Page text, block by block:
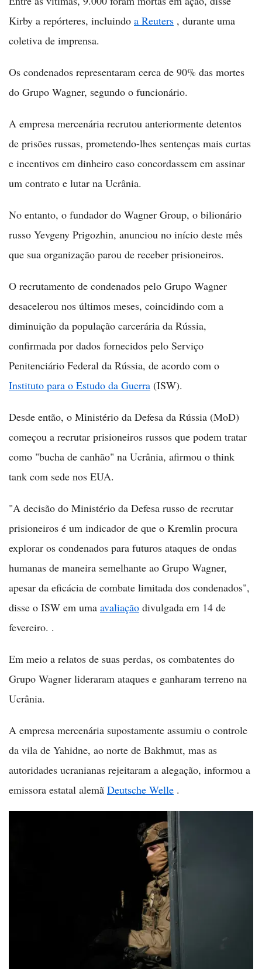
Kirby a repórteres, incluindo a Reuters , durante uma
coletiva de imprensa.
Os condenados representaram cerca de 90% das mortes
do Grupo Wagner, segundo o funcionário.
A empresa mercenária recrutou anteriormente detentos
de prisões russas, prometendo-lhes sentenças mais curtas
e incentivos em dinheiro caso concordassem em assinar
um contrato e lutar na Ucrânia.
No entanto, o fundador do Wagner Group, o bilionário
russo Yevgeny Prigozhin, anunciou no início deste mês
que sua organização parou de receber prisioneiros.
O recrutamento de condenados pelo Grupo Wagner
desacelerou nos últimos meses, coincidindo com a
diminuição da população carcerária da Rússia,
confirmada por dados fornecidos pelo Serviço
Penitenciário Federal da Rússia, de acordo com o
Instituto para o Estudo da Guerra (ISW).
Desde então, o Ministério da Defesa da Rússia (MoD)
começou a recrutar prisioneiros russos que podem tratar
como "bucha de canhão" na Ucrânia, afirmou o think
tank com sede nos EUA.
"A decisão do Ministério da Defesa russo de recrutar
prisioneiros é um indicador de que o Kremlin procura
explorar os condenados para futuros ataques de ondas
humanas de maneira semelhante ao Grupo Wagner,
apesar da eficácia de combate limitada dos condenados",
disse o ISW em uma avaliação divulgada em 14 de
fevereiro. .
Em meio a relatos de suas perdas, os combatentes do
Grupo Wagner lideraram ataques e ganharam terreno na
Ucrânia.
A empresa mercenária supostamente assumiu o controle
da vila de Yahidne, ao norte de Bakhmut, mas as
autoridades ucranianas rejeitaram a alegação, informou a
emissora estatal alemã Deutsche Welle .